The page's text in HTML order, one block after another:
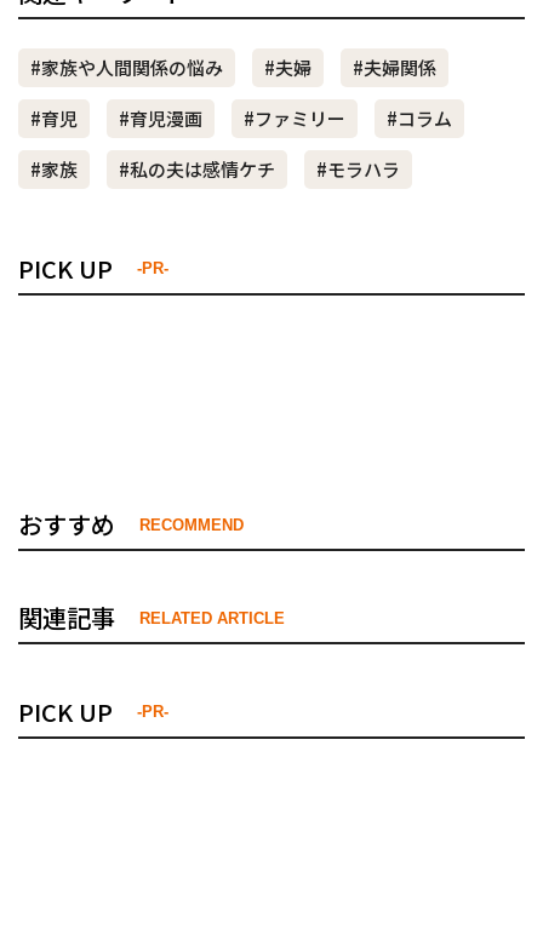
#家族や人間関係の悩み #夫婦
#夫婦関係
#育児
#育児漫画 #ファミリー
#コラム
#家族
#私の夫は感情ケチ #モラハラ
PICK UP -PR-
おすすめ RECOMMEND
関連記事 RELATED ARTICLE
PICK UP -PR-